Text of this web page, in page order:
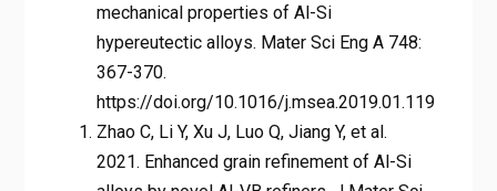
mechanical properties of Al-Si
hypereutectic alloys. Mater Sci Eng A 748:
367-370.
https://doi.org/10.1016/j.msea.2019.01.119
Zhao C, Li Y, Xu J, Luo Q, Jiang Y, et al.
2021. Enhanced grain refinement of Al-Si